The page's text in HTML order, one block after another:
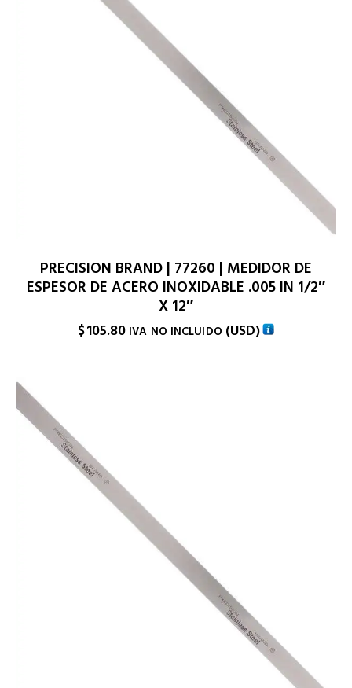
PRECISION BRAND | 77260 | MEDIDOR DE
ESPESOR DE ACERO INOXIDABLE .005 IN 1/2″
X 12″
$105.80 IVA NO INCLUIDO (USD)